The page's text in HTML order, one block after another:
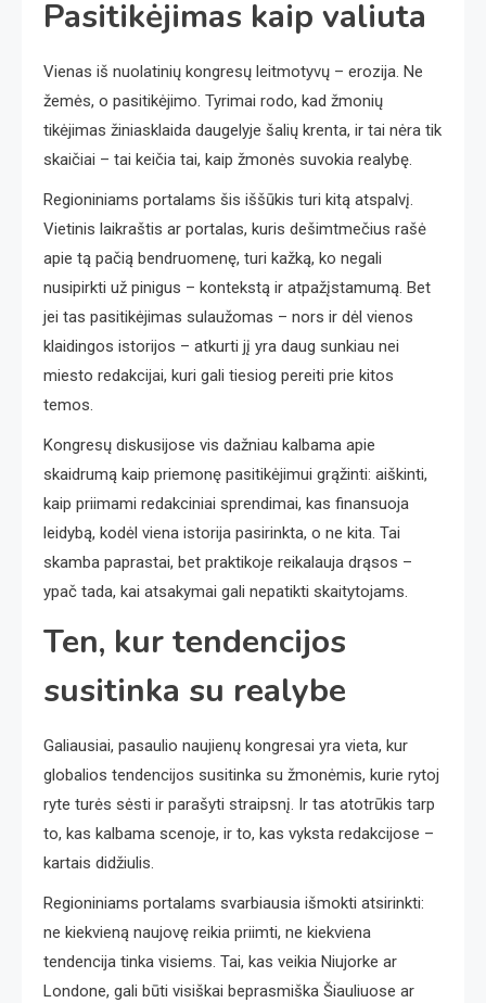
Pasitikėjimas kaip valiuta
Vienas iš nuolatinių kongresų leitmotyvų – erozija. Ne
žemės, o pasitikėjimo. Tyrimai rodo, kad žmonių
tikėjimas žiniasklaida daugelyje šalių krenta, ir tai nėra tik
skaičiai – tai keičia tai, kaip žmonės suvokia realybę.
Regioniniams portalams šis iššūkis turi kitą atspalvį.
Vietinis laikraštis ar portalas, kuris dešimtmečius rašė
apie tą pačią bendruomenę, turi kažką, ko negali
nusipirkti už pinigus – kontekstą ir atpažįstamumą. Bet
jei tas pasitikėjimas sulaužomas – nors ir dėl vienos
klaidingos istorijos – atkurti jį yra daug sunkiau nei
miesto redakcijai, kuri gali tiesiog pereiti prie kitos
temos.
Kongresų diskusijose vis dažniau kalbama apie
skaidrumą kaip priemonę pasitikėjimui grąžinti: aiškinti,
kaip priimami redakciniai sprendimai, kas finansuoja
leidybą, kodėl viena istorija pasirinkta, o ne kita. Tai
skamba paprastai, bet praktikoje reikalauja drąsos –
ypač tada, kai atsakymai gali nepatikti skaitytojams.
Ten, kur tendencijos
susitinka su realybe
Galiausiai, pasaulio naujienų kongresai yra vieta, kur
globalios tendencijos susitinka su žmonėmis, kurie rytoj
ryte turės sėsti ir parašyti straipsnį. Ir tas atotrūkis tarp
to, kas kalbama scenoje, ir to, kas vyksta redakcijose –
kartais didžiulis.
Regioniniams portalams svarbiausia išmokti atsirinkti:
ne kiekvieną naujovę reikia priimti, ne kiekviena
tendencija tinka visiems. Tai, kas veikia Niujorke ar
Londone, gali būti visiškai beprasmiška Šiauliuose ar